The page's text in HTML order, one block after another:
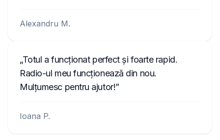
Alexandru M.
Totul a funcționat perfect și foarte rapid.
Radio-ul meu funcționează din nou.
Mulțumesc pentru ajutor!
Ioana P.